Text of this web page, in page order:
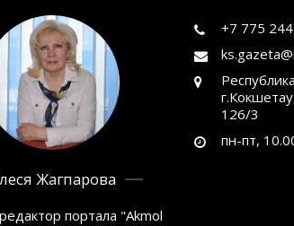
Жагпарова
портала "Akmol
+7 775
126/3
пн-пт,